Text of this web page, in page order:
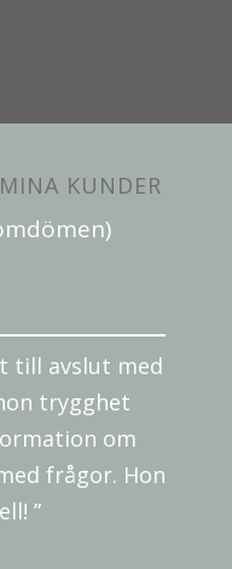
KUNDER
till avslut med
trygghet
om
frågor. Hon
”